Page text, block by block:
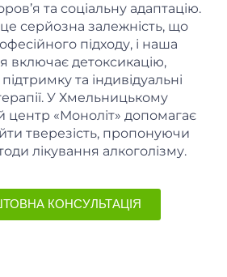
та соціальну адаптацію.
серйозна залежність, що
підходу, і наша
включає детоксикацію,
та індивідуальні
У Хмельницькому
центр «Моноліт» допомагає
тверезість, пропонуючи
лікування алкоголізму.
КОНСУЛЬТАЦІЯ